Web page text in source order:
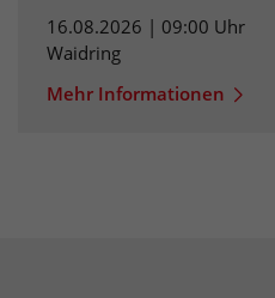
16.08.2026 | 09:00 Uhr
Waidring
Mehr Informationen